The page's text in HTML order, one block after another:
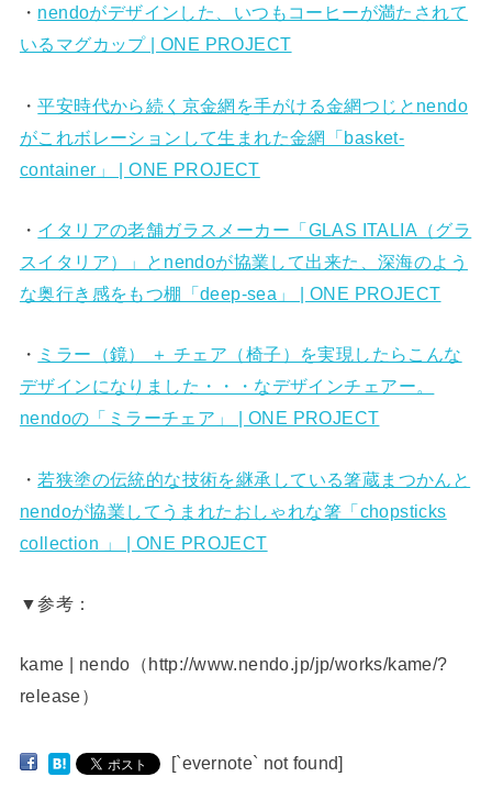
・ nendoがデザインした、いつもコーヒーが満たされて
いるマグカップ | ONE PROJECT
・平安時代から続く京金網を手がける金網つじとnendo
がこれボレーションして生まれた金網「basket-
container」 | ONE PROJECT
・ イタリアの老舗ガラスメーカー「GLAS ITALIA（グラ
スイタリア）」とnendoが協業して出来た、深海のよう
な奥行き感をもつ棚「deep-sea」 | ONE PROJECT
・ ミラー（鏡） ＋ チェア（椅子）を実現したらこんな
デザインになりました・・・なデザインチェアー。
nendoの「ミラーチェア」 | ONE PROJECT
・ 若狭塗の伝統的な技術を継承している箸蔵まつかんと
nendoが協業してうまれたおしゃれな箸「chopsticks
collection 」 | ONE PROJECT
▼参考：
kame | nendo（http://www.nendo.jp/jp/works/kame/?
release）
[`evernote` not found]